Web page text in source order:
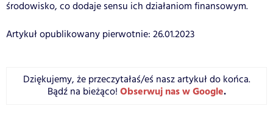
środowisko, co dodaje sensu ich działaniom finansowym.
Artykuł opublikowany pierwotnie: 26.01.2023
Dziękujemy, że przeczytałaś/eś nasz artykuł do końca.
Bądź na bieżąco! Obserwuj nas w Google.